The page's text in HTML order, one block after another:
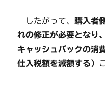
したがって、 購入者
れの修正が必要となり
キャッシュバックの消
仕入税額を減額する）